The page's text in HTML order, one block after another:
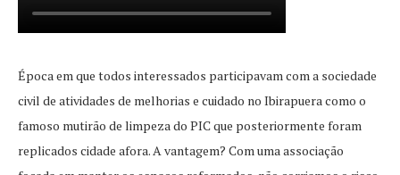
Época em que todos interessados participavam com a sociedade
civil de atividades de melhorias e cuidado no Ibirapuera como o
famoso mutirão de limpeza do PIC que posteriormente foram
replicados cidade afora. A vantagem? Com uma associação